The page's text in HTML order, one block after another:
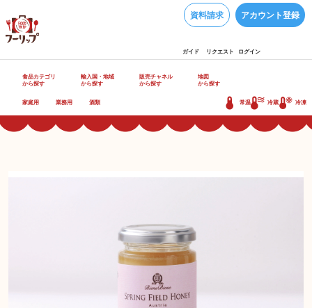
資料請求 アカウント登録
ガイド リクエスト ログイン
食品カテゴリ
から探す
輸入国・地域
から探す
販売チャネル
から探す
地図
から探す
家庭用 業務用 酒類 常温 冷蔵 冷凍